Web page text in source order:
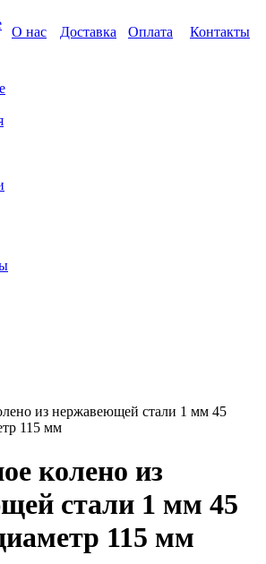
О нас Доставка Оплата Контакты
из нержавеющей стали 1 мм 45
115 мм
колено из
стали 1 мм 45
115 мм